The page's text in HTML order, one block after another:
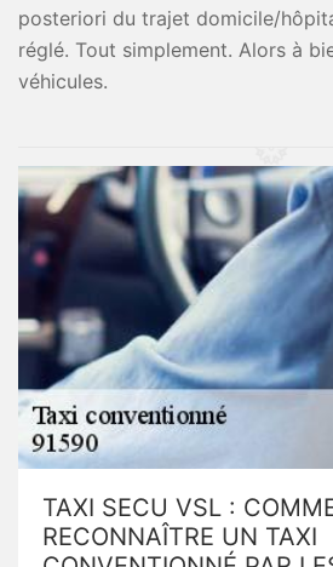
posteriori du trajet domicile/
réglé. Tout simplement. Alors à
véhicules.
TAXI SECU VSL :
RECONNAÎTRE UN TAXI